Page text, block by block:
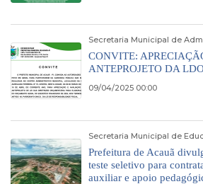
Secretaria Municipal de
CONVITE:
ANTEPROJETO DA
09/04/2025 00:00
Secretaria Municipal de
Prefeitura de Acauã
teste seletivo para
auxiliar e apoio